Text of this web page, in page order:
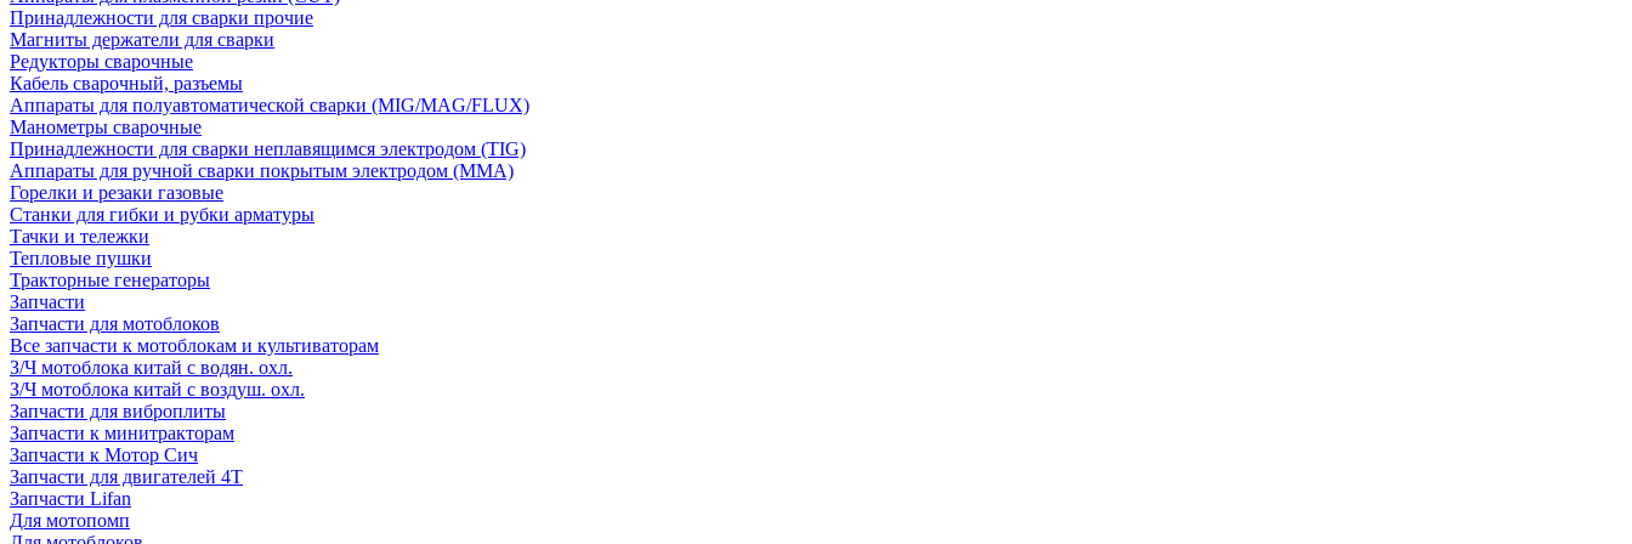
Принадлежности для сварки прочие
Магниты держатели для сварки
Редукторы сварочные
Кабель сварочный, разъемы
Аппараты для полуавтоматической сварки (MIG/MAG/FLUX)
Манометры сварочные
Принадлежности для сварки неплавящимся электродом (TIG)
Аппараты для ручной сварки покрытым электродом (MMA)
Горелки и резаки газовые
Станки для гибки и рубки арматуры
Тачки и тележки
Тепловые пушки
Тракторные генераторы
Запчасти
Запчасти для мотоблоков
Все запчасти к мотоблокам и культиваторам
З/Ч мотоблока китай с водян. охл.
З/Ч мотоблока китай с воздуш. охл.
Запчасти для виброплиты
Запчасти к минитракторам
Запчасти к Мотор Сич
Запчасти для двигателей 4Т
Запчасти Lifan
Для мотопомп